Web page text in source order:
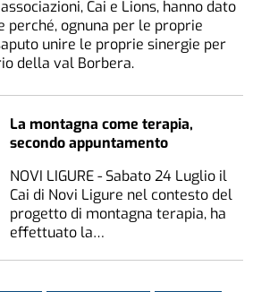
Cai e Lions, hanno dato
perché, ognuna per le proprie
unire le proprie sinergie per
della val Borbera.
La montagna come terapia,
secondo appuntamento
NOVI LIGURE - Sabato 24 Luglio il
Cai di Novi Ligure nel contesto del
progetto di montagna terapia, ha
effettuato la…